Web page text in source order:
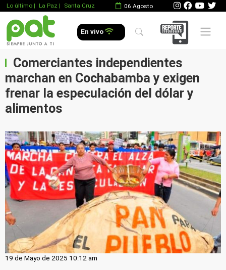
Lo último | La Paz | Santa Cruz 06 Agosto
En vivo Mobile
Comerciantes independientes
marchan en Cochabamba y exigen
frenar la especulación del dólar y
alimentos
19 de Mayo de 2025 10:12 am